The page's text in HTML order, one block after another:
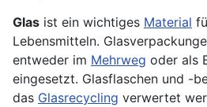
Glas ist ein wichtiges Material
Lebensmitteln.
entweder im Mehrweg oder als
eingesetzt. Glasflaschen und -
das Glasrecycling verwertet